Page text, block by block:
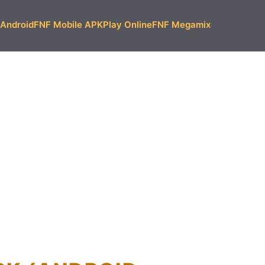
FNF Mobile APKPlay OnlineFNF Megamix